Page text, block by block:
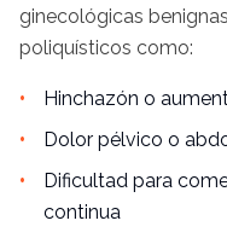
ginecológicas
poliquísticos como:
Hinchazón o
Dolor pélvico o
Dificultad para
continua